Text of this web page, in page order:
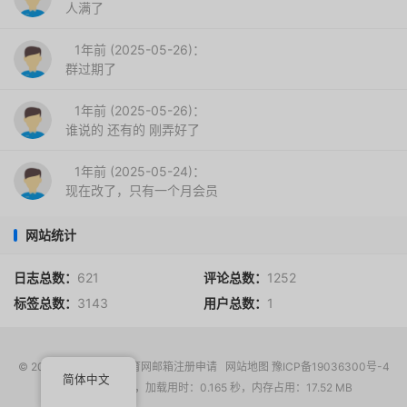
人满了
1年前 (2025-05-26)：
群过期了
1年前 (2025-05-26)：
谁说的 还有的 刚弄好了
1年前 (2025-05-24)：
现在改了，只有一个月会员
网站统计
日志总数： 621 评论总数： 1252
标签总数： 3143 用户总数： 1
© 2017-2026 EDU教育网邮箱注册申请 网站地图 豫ICP备19036300号-4
请求次数：16 次，加载用时：0.165 秒，内存占用：17.52 MB
简体中文